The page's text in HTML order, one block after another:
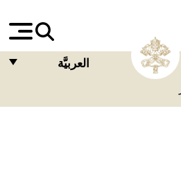
العربيَّة